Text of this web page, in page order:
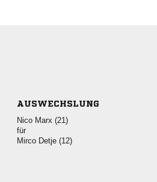
AUSWECHSLUNG
  
für
  